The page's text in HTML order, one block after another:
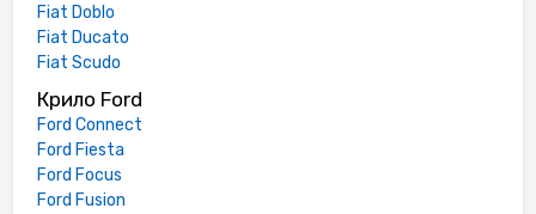
Fiat Doblo
Fiat Ducato
Fiat Scudo
Крило Ford
Ford Connect
Ford Fiesta
Ford Focus
Ford Fusion